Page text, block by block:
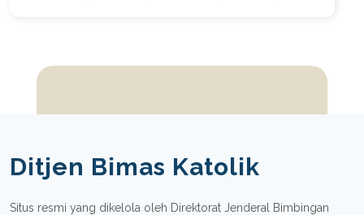
Ditjen Bimas Katolik
Situs resmi yang dikelola oleh Direktorat Jenderal Bimbingan